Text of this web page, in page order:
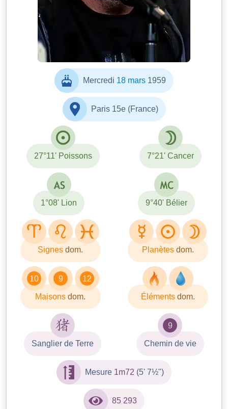
Mercredi 18 mars 1959
Paris 15e (France)
27°11' Poissons 7°21' Cancer
1°08' Lion 9°40' Bélier
Signes dom. Planètes dom.
10 9 12
Maisons dom. Éléments dom.
Sanglier de Terre
9
Chemin de vie
Mesure 1m72 (5' 7½")
85 293